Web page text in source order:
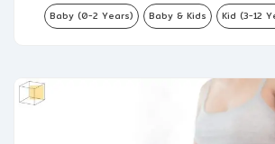
Baby (0-2 Years) Baby & Kids Kid (3-12